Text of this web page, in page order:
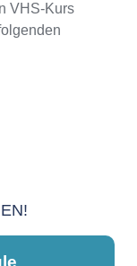
VHS-Kurs